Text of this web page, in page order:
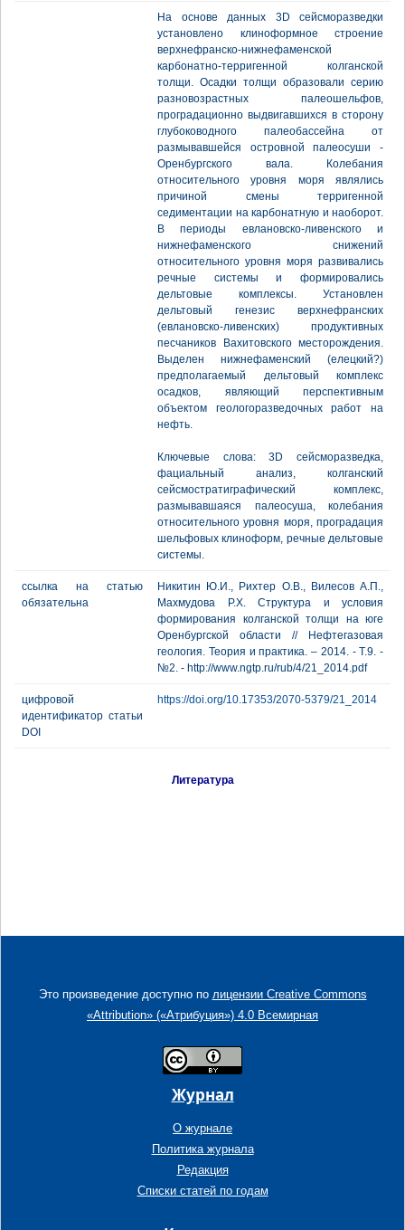
На основе данных 3D сейсморазведки
установлено клиноформное строение
верхнефранско-нижнефаменской
карбонатно-терригенной колганской
толщи. Осадки толщи образовали серию
разновозрастных палеошельфов,
проградационно выдвигавшихся в сторону
глубоководного палеобассейна от
размывавшейся островной палеосуши -
Оренбургского вала. Колебания
относительного уровня моря являлись
причиной смены терригенной
седиментации на карбонатную и наоборот.
В периоды евлановско-ливенского и
нижнефаменского снижений
относительного уровня моря развивались
речные системы и формировались
дельтовые комплексы. Установлен
дельтовый генезис верхнефранских
(евлановско-ливенских) продуктивных
песчаников Вахитовского месторождения.
Выделен нижнефаменский (елецкий?)
предполагаемый дельтовый комплекс
осадков, являющий перспективным
объектом геологоразведочных работ на
нефть.
Ключевые слова: 3D сейсморазведка,
фациальный анализ, колганский
сейсмостратиграфический комплекс,
размывавшаяся палеосуша, колебания
относительного уровня моря, проградация
шельфовых клиноформ, речные дельтовые
системы.
ссылка на статью
обязательна
Никитин Ю.И., Рихтер О.В., Вилесов А.П.,
Махмудова Р.Х. Структура и условия
формирования колганской толщи на юге
Оренбургской области // Нефтегазовая
геология. Теория и практика. – 2014. - Т.9. -
№2. - http://www.ngtp.ru/rub/4/21_2014.pdf
цифровой
идентификатор статьи
DOI
https://doi.org/10.17353/2070-5379/21_2014
Литература
Это произведение доступно по лицензии Creative Commons
«Attribution» («Атрибуция») 4.0 Всемирная
Журнал
О журнале
Политика журнала
Редакция
Списки статей по годам